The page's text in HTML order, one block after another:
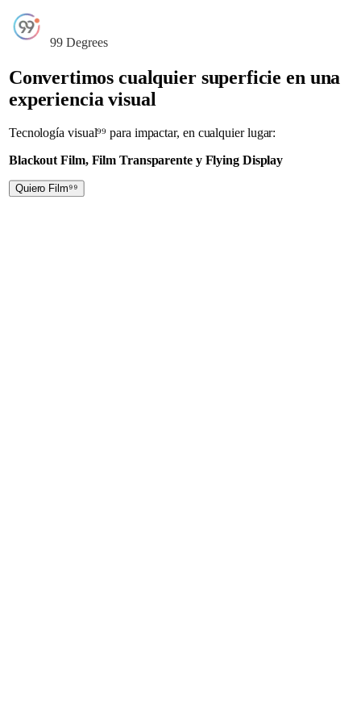
99 Degrees
Convertimos cualquier superficie en una
experiencia visual
Tecnología visual⁹⁹ para impactar, en cualquier lugar:
Blackout Film, Film Transparente y Flying Display
Quiero Film⁹⁹